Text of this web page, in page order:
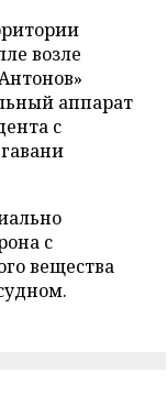
возле
аппарат
с
с
вещества